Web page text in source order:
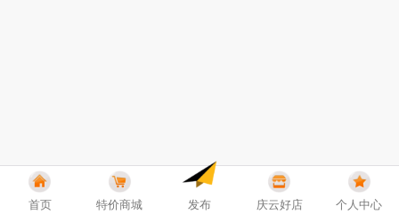
首页 特价商城 发布 庆云好店 个人中心